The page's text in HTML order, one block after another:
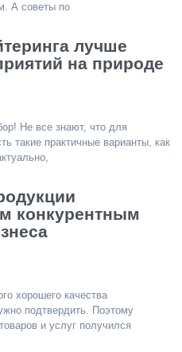
А советы по
лучше
на природе
Не все знают, что для
такие практичные варианты, как
конкурентным
хорошего качества
подтвердить. Поэтому
и услуг получился